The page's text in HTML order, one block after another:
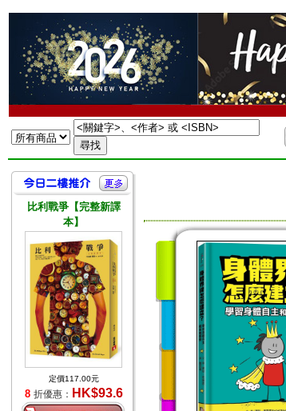
比利戰爭【完整新譯
本】
定價117.00元
8 折優惠： HK$93.6